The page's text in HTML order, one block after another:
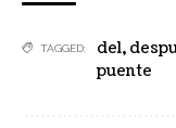
TAGGED: del,
puente